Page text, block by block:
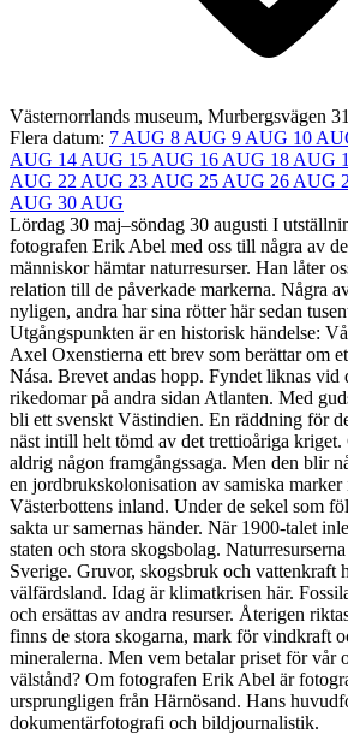
Västernorrlands museum, Murbergsvägen
Flera datum: 7 AUG 8 AUG 9 AUG 10
AUG 14 AUG 15 AUG 16 AUG 18 AUG
AUG 22 AUG 23 AUG 25 AUG 26 AUG
AUG 30 AUG
Lördag 30 maj–söndag 30 augusti I
fotografen Erik Abel med oss till några av
människor hämtar naturresurser. Han låter
relation till de påverkade markerna. Några
nyligen, andra har sina rötter här sedan
Utgångspunkten är en historisk händelse:
Axel Oxenstierna ett brev som berättar om
Nása. Brevet andas hopp. Fyndet liknas vid
rikedomar på andra sidan Atlanten. Med
bli ett svenskt Västindien. En räddning för
näst intill helt tömd av det trettioåriga
aldrig någon framgångssaga. Men den blir
en jordbrukskolonisation av samiska
Västerbottens inland. Under de sekel som
sakta ur samernas händer. När 1900-talet
staten och stora skogsbolag.
Sverige. Gruvor, skogsbruk och vattenkraft
välfärdsland. Idag är klimatkrisen här.
och ersättas av andra resurser. Återigen
finns de stora skogarna, mark för vindkraft
mineralerna. Men vem betalar priset för vår
välstånd? Om fotografen Erik Abel är
ursprungligen från Härnösand. Hans
dokumentärfotografi och bildjournalistik.